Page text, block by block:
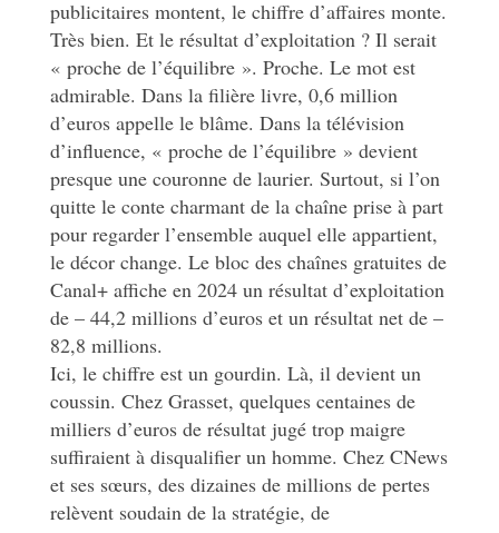
publicitaires montent, le chiffre d’affaires monte.
Très bien. Et le résultat d’exploitation ? Il serait
« proche de l’équilibre ». Proche. Le mot est
admirable. Dans la filière livre, 0,6 million
d’euros appelle le blâme. Dans la télévision
d’influence, « proche de l’équilibre » devient
presque une couronne de laurier. Surtout, si l’on
quitte le conte charmant de la chaîne prise à part
pour regarder l’ensemble auquel elle appartient,
le décor change. Le bloc des chaînes gratuites de
Canal+ affiche en 2024 un résultat d’exploitation
de – 44,2 millions d’euros et un résultat net de –
82,8 millions.
Ici, le chiffre est un gourdin. Là, il devient un
coussin. Chez Grasset, quelques centaines de
milliers d’euros de résultat jugé trop maigre
suffiraient à disqualifier un homme. Chez CNews
et ses sœurs, des dizaines de millions de pertes
relèvent soudain de la stratégie, de